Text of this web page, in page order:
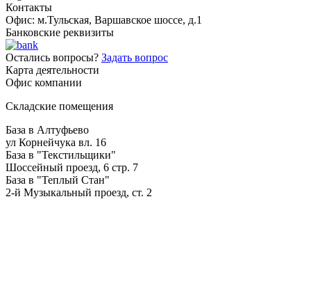
Контакты
Офис: м.Тульская, Варшавское шоссе, д.1
Банковские реквизиты
Остались вопросы? Задать вопрос
Карта деятельности
Офис компании
Складские помещения
База в Алтуфьево
ул Корнейчука вл. 16
База в "Текстильщики"
Шоссейный проезд, 6 стр. 7
База в "Теплый Стан"
2-й Музыкальный проезд, ст. 2